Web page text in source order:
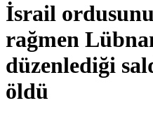
İsrail
rağmen
düzenlediği
öldü